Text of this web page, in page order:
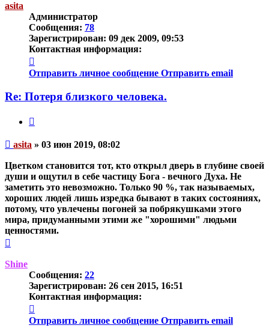
asita
Администратор
Сообщения: 78
Зарегистрирован: 09 дек 2009, 09:53
Контактная информация:
информация
пользователя
Отправить личное сообщение Отправить email
Re: Потеря близкого человека.
Непрочитанное
asita » 03 июн 2019, 08:02
Цветком становится тот, кто открыл дверь в глубине своей
души и ощутил в себе частицу Бога - вечного Духа. Не
заметить это невозможно. Только 90 %, так называемых,
хороших людей лишь изредка бывают в таких состояниях,
потому, что увлечены погоней за побрякушками этого
мира, придуманными этими же "хорошими" людьми
ценностями.
началу
Shine
Сообщения: 22
Зарегистрирован: 26 сен 2015, 16:51
Контактная информация:
информация
пользователя
Отправить личное сообщение Отправить email